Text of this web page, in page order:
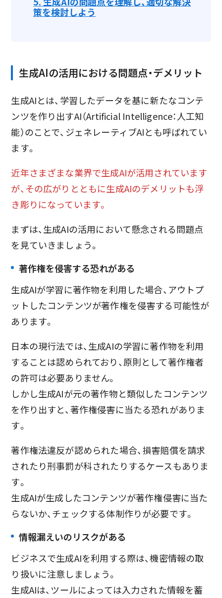
策を検討しよう
生成AIの活用における問題点・デメリット
生成AIとは、学習したデータを基に新たなコンテ
ンツを作り出すAI（Artificial Intelligence：人工知
能）のことで、ジェネレーティブAIとも呼ばれてい
ます。
近年さまざまな業界で生成AIが活用されています
が、その広がりとともに生成AIのデメリットも浮
き彫りになっています。
まずは、生成AIの活用において懸念される問題点
を見ていきましょう。
著作権を侵害する恐れがある
生成AIが学習に著作物を利用した場合、アウトプ
ットしたコンテンツが著作権を侵害する可能性が
あります。
日本の現行法では、生成AIの学習に著作物を利用
することは認められており、原則として著作権者
の許可は必要ありません。
しかし生成AIが元の著作物と類似したコンテンツ
を作り出すと、著作権侵害に当たる恐れがありま
す。
著作権法違反が認められた場合、損害賠償を請求
されたり刑事罰が科されたりするケースもありま
す。
生成AIが生成したコンテンツが著作権侵害に当た
らないか、チェックする体制作りが必要です。
情報漏えいのリスクがある
ビジネスで生成AIを利用する際は、機密情報の取
り扱いに注意しましょう。
生成AIは、ツールによっては入力された情報を蓄